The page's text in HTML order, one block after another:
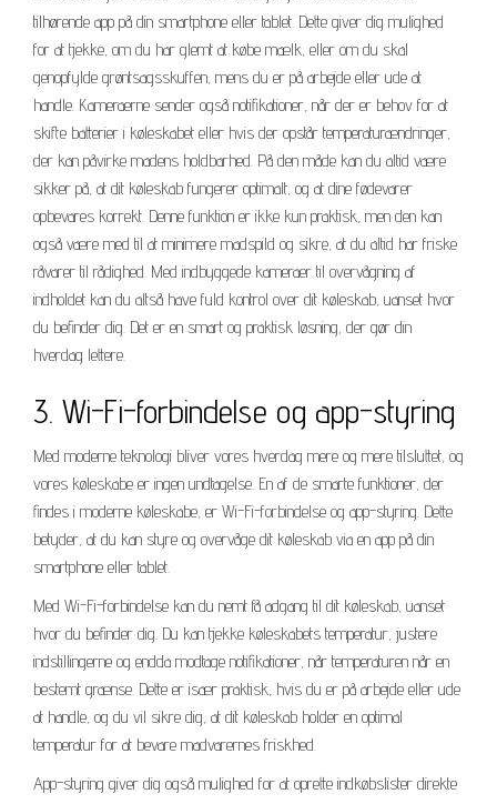
tilhørende app på din smartphone eller tablet. Dette giver dig mulighed
for at tjekke, om du har glemt at købe mælk, eller om du skal
genopfylde grøntsagsskuffen, mens du er på arbejde eller ude at
handle. Kameraerne sender også notifikationer, når der er behov for at
skifte batterier i køleskabet eller hvis der opstår temperaturændringer,
der kan påvirke madens holdbarhed. På den måde kan du altid være
sikker på, at dit køleskab fungerer optimalt, og at dine fødevarer
opbevares korrekt. Denne funktion er ikke kun praktisk, men den kan
også være med til at minimere madspild og sikre, at du altid har friske
råvarer til rådighed. Med indbyggede kameraer til overvågning af
indholdet kan du altså have fuld kontrol over dit køleskab, uanset hvor
du befinder dig. Det er en smart og praktisk løsning, der gør din
hverdag lettere.
3. Wi-Fi-forbindelse og app-styring
Med moderne teknologi bliver vores hverdag mere og mere tilsluttet, og
vores køleskabe er ingen undtagelse. En af de smarte funktioner, der
findes i moderne køleskabe, er Wi-Fi-forbindelse og app-styring. Dette
betyder, at du kan styre og overvåge dit køleskab via en app på din
smartphone eller tablet.
Med Wi-Fi-forbindelse kan du nemt få adgang til dit køleskab, uanset
hvor du befinder dig. Du kan tjekke køleskabets temperatur, justere
indstillingerne og endda modtage notifikationer, når temperaturen når en
bestemt grænse. Dette er især praktisk, hvis du er på arbejde eller ude
at handle, og du vil sikre dig, at dit køleskab holder en optimal
temperatur for at bevare madvarernes friskhed.
App-styring giver dig også mulighed for at oprette indkøbslister direkte